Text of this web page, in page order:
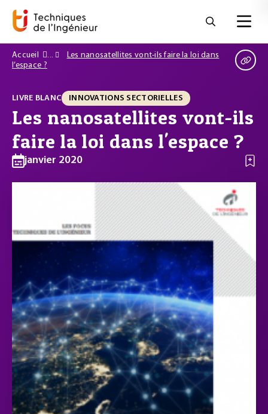
Accueil
Les nanosatellites vont-ils faire la loi dans
l’espace ?
LIVRE BLANC INNOVATIONS SECTORIELLES
Les nanosatellites vont-ils
faire la loi dans l'espace ?
janvier 2020